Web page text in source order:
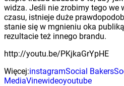
widza. Jeśli nie zrobimy tego we
czasu, istnieje duże
stanie się w mgnieniu oka
rezultacie też innego brandu.
http://youtu.be/PKjkaGrYpHE
Więcej:instagramSocial Bakers
MediaVinewideoyoutube